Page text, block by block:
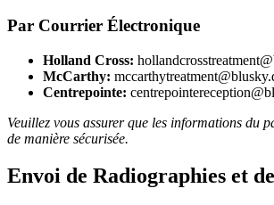
Par Courrier Électronique
Holland Cross:
McCarthy:
Centrepointe:
Veuillez vous assurer que les informations du
de manière sécurisée.
Envoi de Radiographies et